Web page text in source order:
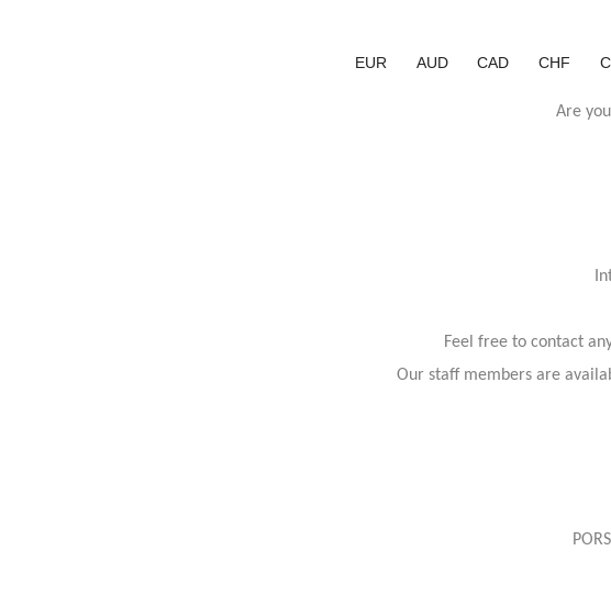
EUR AUD CAD CHF
Are
Feel free to contact
Our staff members are